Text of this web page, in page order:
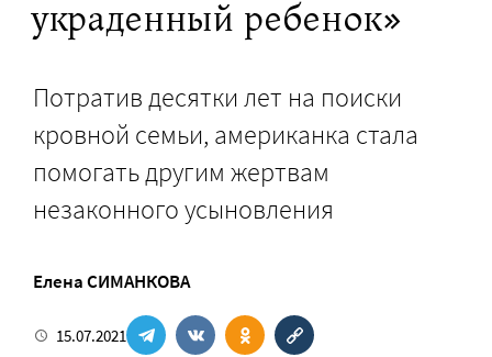
украденный ребенок»
Потратив десятки лет на поиски
кровной семьи, американка стала
помогать другим жертвам
незаконного усыновления
Елена СИМАНКОВА
15.07.2021